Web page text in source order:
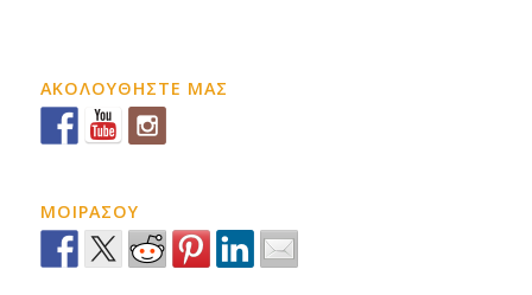
ΑΚΟΛΟΥΘΗΣΤΕ ΜΑΣ
ΜΟΙΡΑΣΟΥ